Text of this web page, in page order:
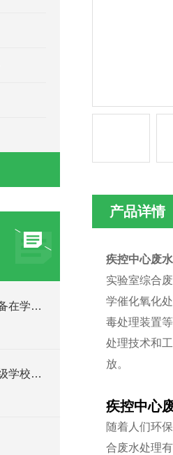
一体化实验室污水处理设备在学校化学实验室的应用
实验室废水处理设备在各级学校的应用
产品详情
疾控中心废
实验室综合
学催化氧化
毒处理装置
处理技术和
放。
疾控中心
随着人们环
合废水处理